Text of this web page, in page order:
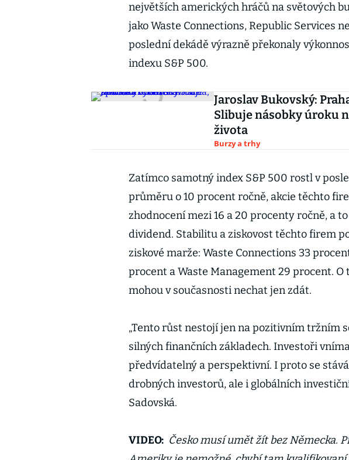
největších amerických hráčů na světových
jako Waste Connections, Republic Services
poslední dekádě výrazně překonaly
indexu S&P 500.
Jaroslav Bukovský:
Slibuje násobky úroku
života
Burzy a trhy
Zatímco samotný index S&P 500 rostl v
průměru o 10 procent ročně, akcie těchto
zhodnocení mezi 16 a 20 procenty ročně, a
dividend. Stabilitu a ziskovost těchto firem
ziskové marže: Waste Connections 33
procent a Waste Management 29 procent.
mohou v současnosti nechat jen zdát.
„Tento růst nestojí jen na pozitivním tržním
silných finančních základech. Investoři
předvídatelný a perspektivní. I proto se
drobných investorů, ale i globálních
Sadovská.
VIDEO: Česko musí umět žít bez Německa.